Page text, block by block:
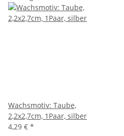
Wachsmotiv: Taube,
2,2x2,7cm, 1Paar, silber
4,29 € *